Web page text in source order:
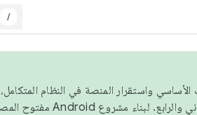
/
الثابت الأساسي واستقرار المنصة في النظام